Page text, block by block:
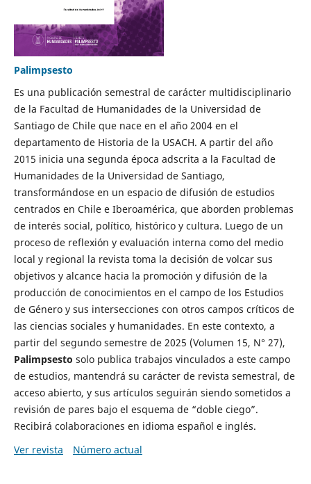
Palimpsesto
Es una publicación semestral de carácter multidisciplinario
de la Facultad de Humanidades de la Universidad de
Santiago de Chile que nace en el año 2004 en el
departamento de Historia de la USACH. A partir del año
2015 inicia una segunda época adscrita a la Facultad de
Humanidades de la Universidad de Santiago,
transformándose en un espacio de difusión de estudios
centrados en Chile e Iberoamérica, que aborden problemas
de interés social, político, histórico y cultura. Luego de un
proceso de reflexión y evaluación interna como del medio
local y regional la revista toma la decisión de volcar sus
objetivos y alcance hacia la promoción y difusión de la
producción de conocimientos en el campo de los Estudios
de Género y sus intersecciones con otros campos críticos de
las ciencias sociales y humanidades. En este contexto, a
partir del segundo semestre de 2025 (Volumen 15, N° 27),
Palimpsesto solo publica trabajos vinculados a este campo
de estudios, mantendrá su carácter de revista semestral, de
acceso abierto, y sus artículos seguirán siendo sometidos a
revisión de pares bajo el esquema de “doble ciego”.
Recibirá colaboraciones en idioma español e inglés.
Ver revista
Número actual